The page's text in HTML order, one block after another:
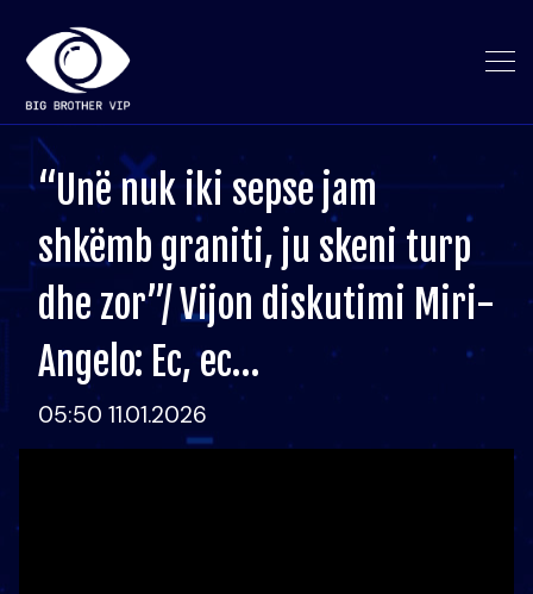
“Unë nuk iki sepse jam
shkëmb graniti, ju skeni turp
dhe zor”/ Vijon diskutimi Miri-
Angelo: Ec, ec…
05:50 11.01.2026